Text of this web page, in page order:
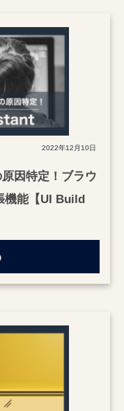
2022年12月10日
因特定！ブラウ
機能【UI Build